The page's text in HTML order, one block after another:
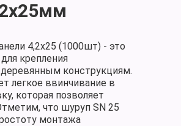
4,2х25 (1000шт) - это
крепления
конструкциям.
легкое ввинчивание в
которая позволяет
что шуруп SN 25
монтажа